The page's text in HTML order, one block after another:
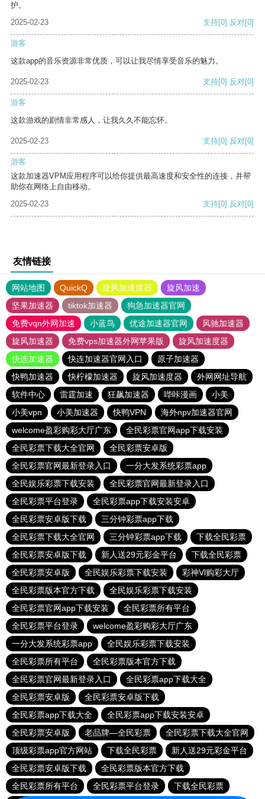
护。
2025-02-23
支持[0] 反对[0]
游客
这款app的音乐资源非常优质，可以让我尽情享受音乐的魅力。
2025-02-23 支持[0] 反对[0]
游客
这款游戏的剧情非常感人，让我久久不能忘怀。
2025-02-23 支持[0] 反对[0]
游客
这款加速器VPM应用程序可以给你提供最高速度和安全性的连接，并帮
助你在网络上自由移动。
2025-02-23
支持[0] 反对[0]
友情链接
网站地图 QuickQ 旋风加速度器
旋风加速
坚果加速器
tiktok加速器
狗急加速器官网
免费vqn外网加速
小蓝鸟 优途加速器官网
风驰加速器
旋风加速器
免费vps加速器外网苹果版
旋风加速度器
快连加速器
快连加速器官网入口
原子加速器
快鸭加速器
快柠檬加速器 旋风加速度器
外网网址导航
软件中心
雷霆加速 狂飙加速器 哔咔漫画
小美
小美vpn
小美加速器 快鸭VPN
海外npv加速器官网
welcome盈彩购彩大厅广东
全民彩票官网app下载安装
全民彩票下载大全官网
全民彩票安卓版
全民彩票官网最新登录入口
一分大发系统彩票app
全民娱乐彩票下载安装
全民彩票官网最新登录入口
全民彩票平台登录
全民彩票app下载安装安卓
全民彩票安卓版下载
三分钟彩票app下载
全民彩票下载大全官网
三分钟彩票app下载
下载全民彩票
全民彩票安卓版下载
新人送29元彩金平台
下载全民彩票
全民彩票安卓版
全民娱乐彩票下载安装
彩神Vl购彩大厅
全民彩票版本官方下载
全民娱乐彩票下载安装
全民彩票官网app下载安装
全民彩票所有平台
全民彩票平台登录
welcome盈彩购彩大厅广东
一分大发系统彩票app
全民娱乐彩票下载安装
全民彩票所有平台
全民彩票版本官方下载
全民彩票官网最新登录入口
全民彩票app下载大全
全民彩票安卓版
全民彩票安卓版下载
全民彩票app下载大全
全民彩票app下载安装安卓
全民彩票安卓版
老品牌—全民彩票
全民彩票下载大全官网
顶级彩票app官方网站
下载全民彩票
新人送29元彩金平台
全民彩票安卓版下载
全民彩票版本官方下载
全民彩票所有平台
全民彩票平台登录 下载全民彩票